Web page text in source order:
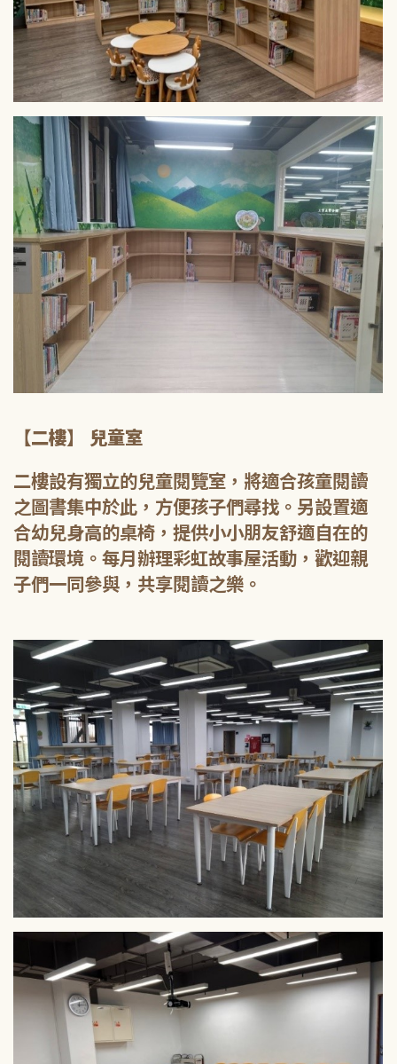
【二樓】 兒童室
二樓設有獨立的兒童閱覽室，將適合孩童閱讀
之圖書集中於此，方便孩子們尋找。另設置適
合幼兒身高的桌椅，提供小小朋友舒適自在的
閱讀環境。每月辦理彩虹故事屋活動，歡迎親
子們一同參與，共享閱讀之樂。